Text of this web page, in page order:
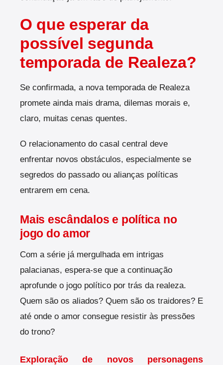
O que esperar da
possível segunda
temporada de Realeza?
Se confirmada, a nova temporada de Realeza
promete ainda mais drama, dilemas morais e,
claro, muitas cenas quentes.
O relacionamento do casal central deve
enfrentar novos obstáculos, especialmente se
segredos do passado ou alianças políticas
entrarem em cena.
Mais escândalos e política no
jogo do amor
Com a série já mergulhada em intrigas
palacianas, espera-se que a continuação
aprofunde o jogo político por trás da realeza.
Quem são os aliados? Quem são os traidores? E
até onde o amor consegue resistir às pressões
do trono?
Exploração de novos personagens